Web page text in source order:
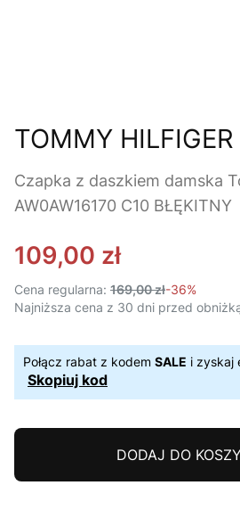
TOMMY HILFIGER
Czapka z daszkiem damska
AW0AW16170 C10 BŁĘKITNY
109,00 zł
Cena regularna: 169,00 zł-36%
Najniższa cena z 30 dni przed
Połącz rabat z kodem SALE i zyskaj
Skopiuj kod
DODAJ DO